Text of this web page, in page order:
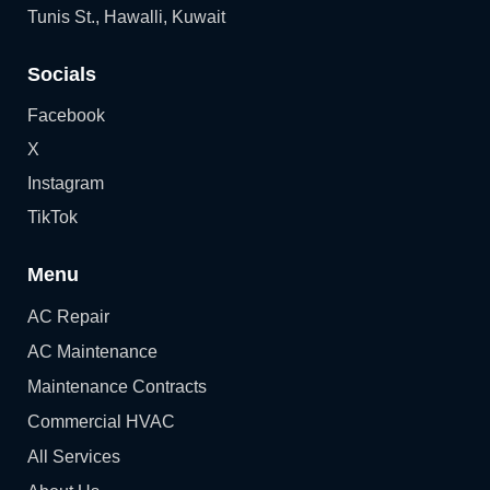
Tunis St., Hawalli, Kuwait
Socials
Facebook
X
Instagram
TikTok
Menu
AC Repair
AC Maintenance
Maintenance Contracts
Commercial HVAC
All Services